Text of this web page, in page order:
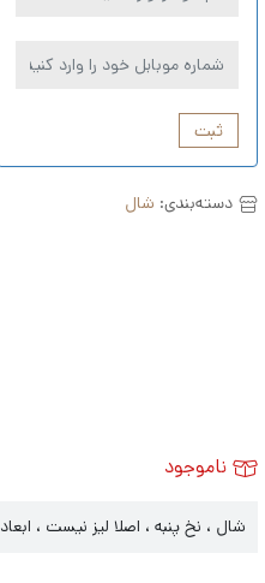
ثبت
دسته‌بندی: شال
ناموجود
شال ، نخ پنبه ، اصلا لیز نیست ، ابعاد 83*185 ، مناسب چهار فصل